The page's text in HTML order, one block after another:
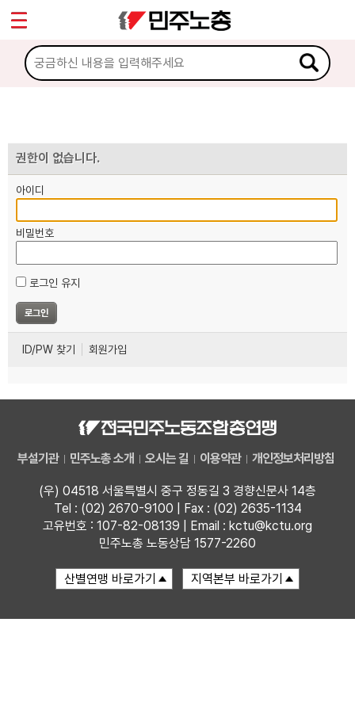
권한이 없습니다.
아이디
비밀번호
로그인 유지
ID/PW 찾기 회원가입
부설기관 민주노총 소개 오시는 길 이용약관 개인정보처리방침
(우) 04518 서울특별시 중구 정동길 3 경향신문사 14층
Tel : (02) 2670-9100 | Fax : (02) 2635-1134
고유번호 : 107-82-08139 | Email : kctu@kctu.org
민주노총 노동상담 1577-2260
마이페이지
소개
노동상담
자료
부설기관
업무